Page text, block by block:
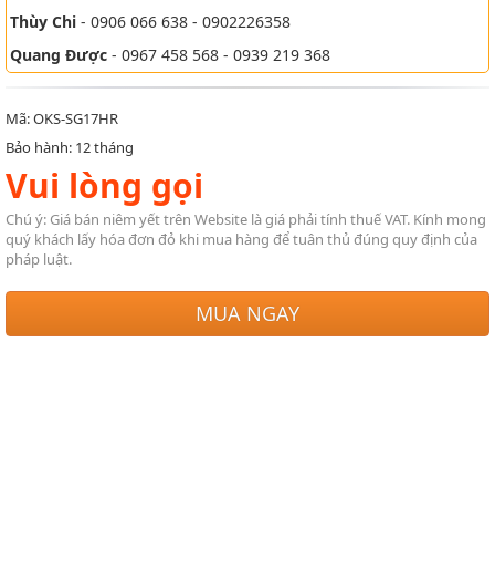
Thùy Chi - 0906 066 638 - 0902226358
Quang Được - 0967 458 568 - 0939 219 368
Mã: OKS-SG17HR
Bảo hành: 12 tháng
Vui lòng gọi
Chú ý: Giá bán niêm yết trên Website là giá phải tính thuế VAT. Kính mong
quý khách lấy hóa đơn đỏ khi mua hàng để tuân thủ đúng quy định của
pháp luật.
MUA NGAY